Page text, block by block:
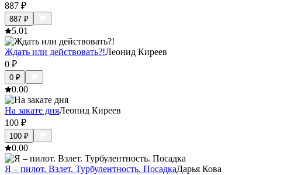
887 ₽
887 ₽
5.01
Ждать или действовать?!Леонид Киреев
0 ₽
0 ₽
0.00
На закате дняЛеонид Киреев
100 ₽
100 ₽
0.00
Я – пилот. Взлет. Турбулентность. ПосадкаДарья Кова